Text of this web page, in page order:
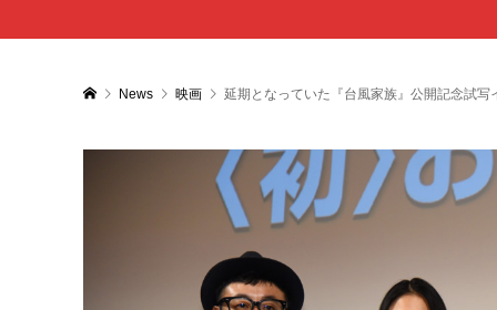
News 映画 延期となっていた『台風家族』公開記念試写